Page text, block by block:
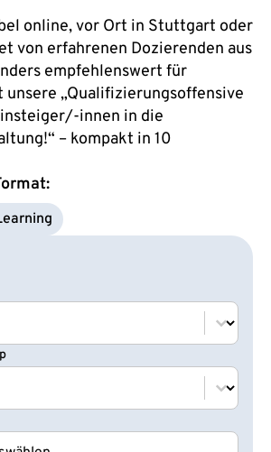
online, vor Ort in Stuttgart oder
von erfahrenen Dozierenden aus
empfehlenswert für
„Qualifizierungsoffensive
innen in die
– kompakt in 10